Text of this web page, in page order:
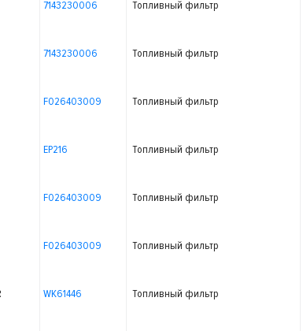
7143230006 Топливный фильтр
7143230006 Топливный фильтр
F026403009 Топливный фильтр
EP216 Топливный фильтр
F026403009 Топливный фильтр
F026403009 Топливный фильтр
WK61446 Топливный фильтр